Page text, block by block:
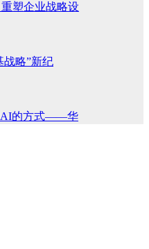
塑企业战略设
战略”新纪
AI的方式——华